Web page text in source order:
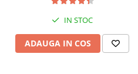
IN STOC
ADAUGA IN COS